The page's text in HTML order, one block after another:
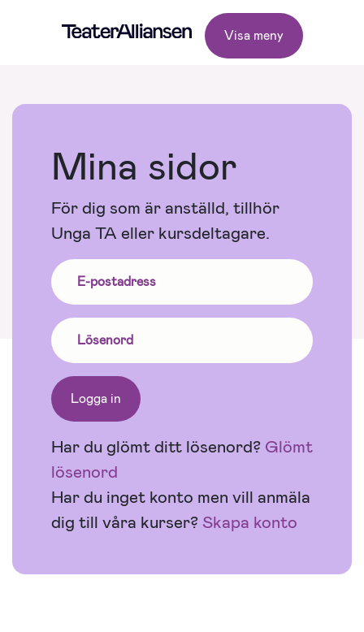
Visa meny
Mina sidor
För dig som är anställd, tillhör
Unga TA eller kursdeltagare.
Har du glömt ditt lösenord? Glömt
lösenord
Har du inget konto men vill anmäla
dig till våra kurser? Skapa konto